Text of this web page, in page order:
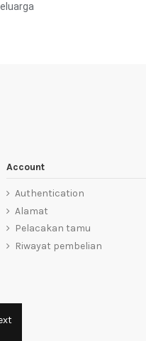
Account
Authentication
Alamat
Pelacakan tamu
Riwayat pembelian